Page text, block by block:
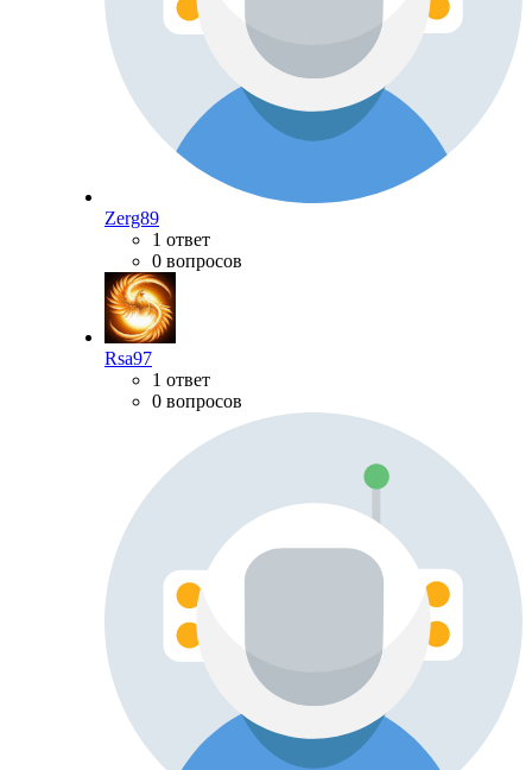
Zerg89
1 ответ
0 вопросов
Rsa97
1 ответ
0 вопросов